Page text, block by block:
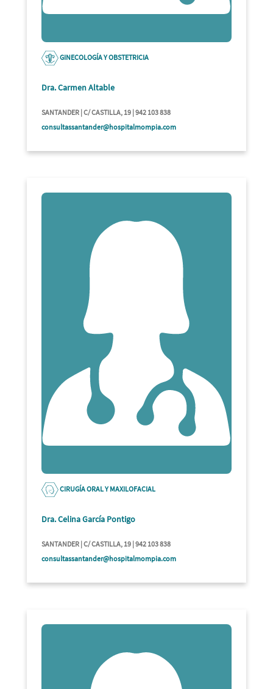
GINECOLOGÍA Y OBSTETRICIA
Dra. Carmen Altable
SANTANDER | C/ CASTILLA, 19 | 942 103 838
consultassantander@hospitalmompia.com
CIRUGÍA ORAL Y MAXILOFACIAL
Dra. Celina García Pontigo
SANTANDER | C/ CASTILLA, 19 | 942 103 838
consultassantander@hospitalmompia.com